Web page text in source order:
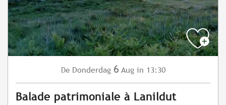
De Donderdag 6 Aug in 13:30
Balade patrimoniale à Lanildut